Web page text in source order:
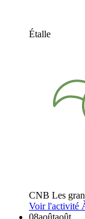
Étalle
CNB Les
Voir l'activité
08aoûtaoût